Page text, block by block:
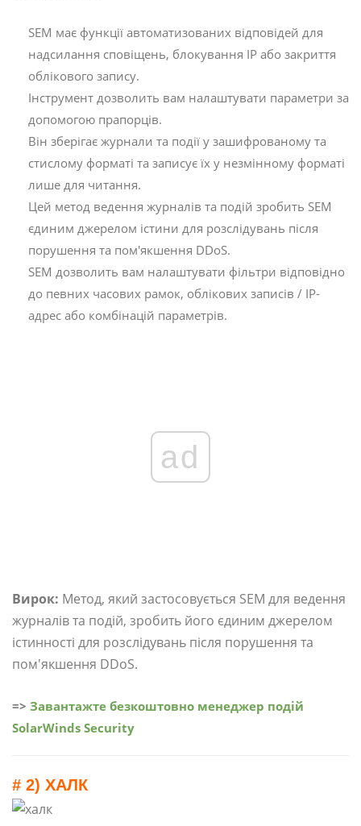
SEM має функції автоматизованих відповідей для
надсилання сповіщень, блокування IP або закриття
облікового запису.
Інструмент дозволить вам налаштувати параметри за
допомогою прапорців.
Він зберігає журнали та події у зашифрованому та
стислому форматі та записує їх у незмінному форматі
лише для читання.
Цей метод ведення журналів та подій зробить SEM
єдиним джерелом істини для розслідувань після
порушення та пом'якшення DDoS.
SEM дозволить вам налаштувати фільтри відповідно
до певних часових рамок, облікових записів / IP-
адрес або комбінацій параметрів.
ad
Вирок: Метод, який застосовується SEM для ведення
журналів та подій, зробить його єдиним джерелом
істинності для розслідувань після порушення та
пом'якшення DDoS.
=> Завантажте безкоштовно менеджер подій
SolarWinds Security
# 2) ХАЛК